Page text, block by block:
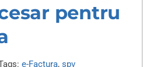
pentru
e-Factura, spv